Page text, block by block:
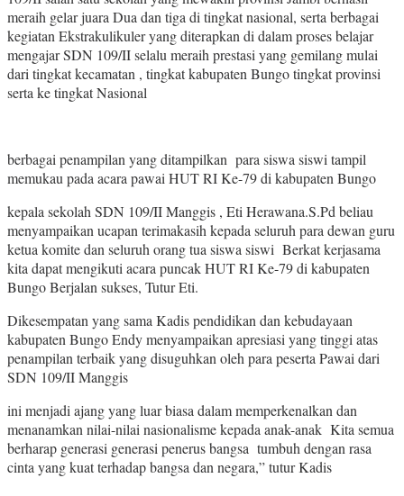
meraih gelar juara Dua dan tiga di tingkat nasional, serta berbagai
kegiatan Ekstrakulikuler yang diterapkan di dalam proses belajar
mengajar SDN 109/II selalu meraih prestasi yang gemilang mulai
dari tingkat kecamatan , tingkat kabupaten Bungo tingkat provinsi
serta ke tingkat Nasional
berbagai penampilan yang ditampilkan para siswa siswi tampil
memukau pada acara pawai HUT RI Ke-79 di kabupaten Bungo
kepala sekolah SDN 109/II Manggis , Eti Herawana.S.Pd beliau
menyampaikan ucapan terimakasih kepada seluruh para dewan guru
ketua komite dan seluruh orang tua siswa siswi Berkat kerjasama
kita dapat mengikuti acara puncak HUT RI Ke-79 di kabupaten
Bungo Berjalan sukses, Tutur Eti.
Dikesempatan yang sama Kadis pendidikan dan kebudayaan
kabupaten Bungo Endy menyampaikan apresiasi yang tinggi atas
penampilan terbaik yang disuguhkan oleh para peserta Pawai dari
SDN 109/II Manggis
ini menjadi ajang yang luar biasa dalam memperkenalkan dan
menanamkan nilai-nilai nasionalisme kepada anak-anak Kita semua
berharap generasi generasi penerus bangsa tumbuh dengan rasa
cinta yang kuat terhadap bangsa dan negara,” tutur Kadis